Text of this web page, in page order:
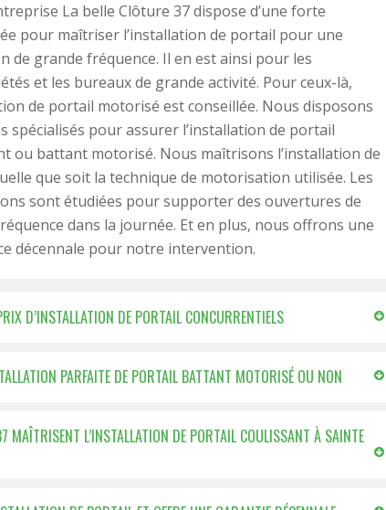
La belle Clôture 37 dispose d’une forte
pour maîtriser l’installation de portail pour une
de grande fréquence. Il en est ainsi pour les
et les bureaux de grande activité. Pour ceux-là,
de portail motorisé est conseillée. Nous disposons
spécialisés pour assurer l’installation de portail
ou battant motorisé. Nous maîtrisons l’installation de
que soit la technique de motorisation utilisée. Les
sont étudiées pour supporter des ouvertures de
dans la journée. Et en plus, nous offrons une
décennale pour notre intervention.
D’INSTALLATION DE PORTAIL CONCURRENTIELS
PARFAITE DE PORTAIL BATTANT MOTORISÉ OU NON
MAÎTRISENT L’INSTALLATION DE PORTAIL COULISSANT À SAINTE